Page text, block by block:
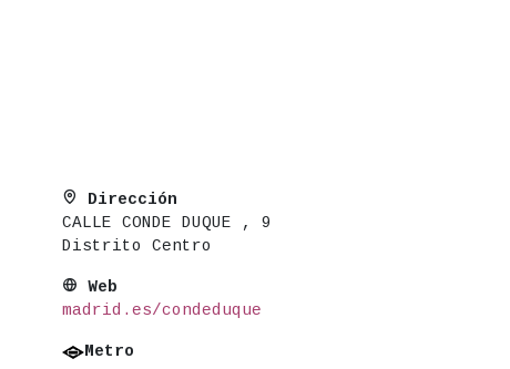
Ventura Rodríguez (línea 3), San Bernardo
Dirección
CALLE CONDE DUQUE , 9
Distrito Centro
Web
madrid.es/condeduque
Metro